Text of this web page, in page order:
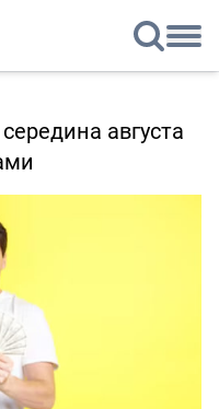
августа